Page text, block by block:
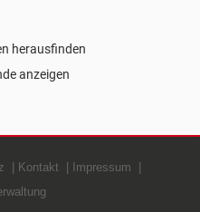
herausfinden
anzeigen
Kontakt
Impressum